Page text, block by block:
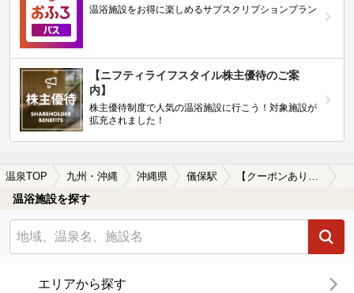
温浴施設をお得に楽しめるサブスクリプションプラン
【ニフティライフスタイル株主優待のご案
内】
株主優待制度で人気の温浴施設に行こう！対象施設が
拡充されました！
温泉TOP 九州・沖縄 沖縄県 儀保駅 【クーポンあり】カップルにおすすめの儀保駅近くの温泉、日帰り温泉、スーパー銭湯おすすめ
温浴施設を探す
エリアから探す